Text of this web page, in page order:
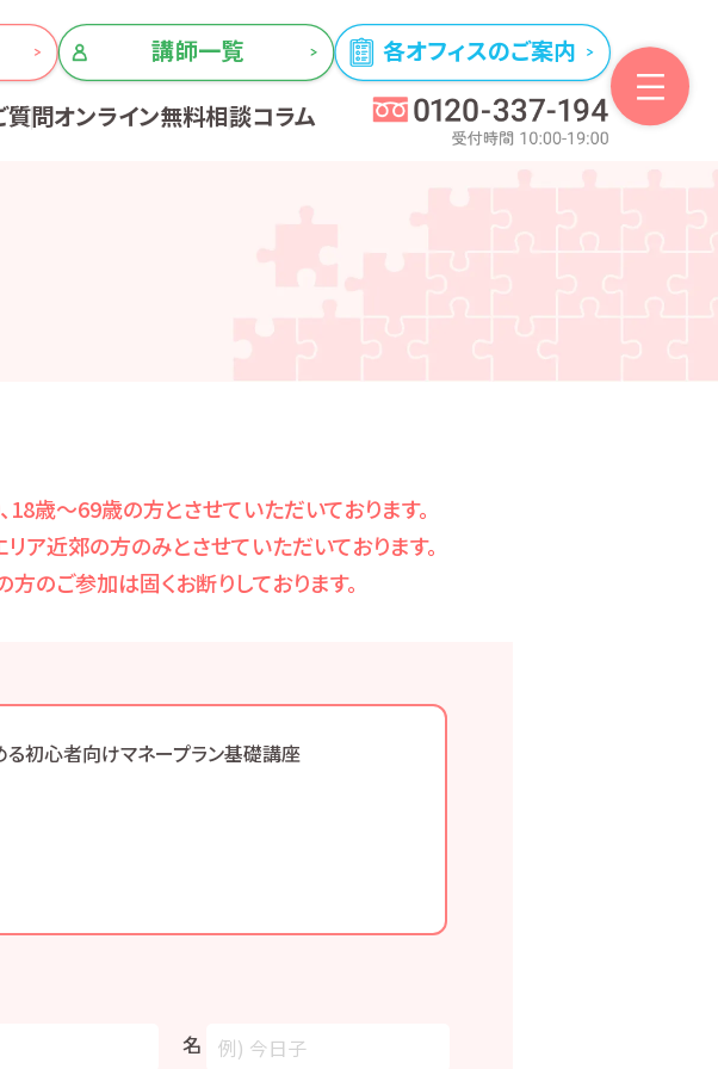
講師一覧 各オフィスのご案内
質問オンライン無料相談コラム
歳～69歳の方とさせていただいております。
ア近郊の方のみとさせていただいております。
のご参加は固くお断りしております。
初心者向けマネープラン基礎講座
名